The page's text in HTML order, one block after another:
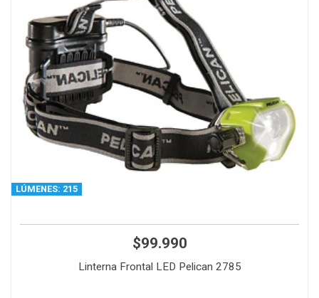
LÚMENES: 215
$99.990
Linterna Frontal LED Pelican 2785